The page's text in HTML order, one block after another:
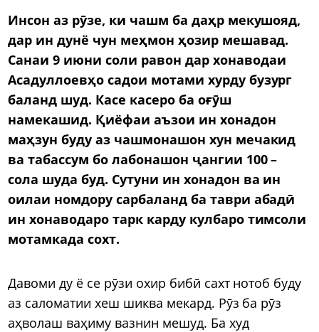
Инсон аз рӯзе, ки чашм ба даҳр мекушояд,
дар ин дунё чун меҳмон ҳозир мешавад.
Санаи9 июни соли равон дар хонаводаи
Асадуллоевҳосадои мотами хурду бузург
баланд шуд. Касе касеро ба оғӯш
намекашид. Қиёфаи аъзои ин хонадон
маҳзун буду аз чашмонашон хун мечакид
ва табассум бо лабонашон ҷангии 100 –
сола шуда буд. Сутуни ин хонадон ва ин
оилаи номдору сарбаланд ба таври абадӣ
ин хонаводаро тарк карду кулбаро тимсоли
мотамкада сохт.
Давоми ду ё се рӯзи охир бибӣ сахт нотоб буду
аз саломатии хеш шиква мекард. Рӯз ба рӯз
аҳволаш ваҳиму вазнин мешуд. Ба худ